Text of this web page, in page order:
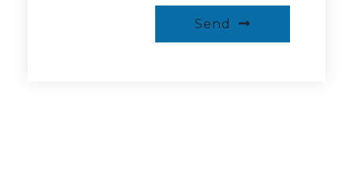
Send